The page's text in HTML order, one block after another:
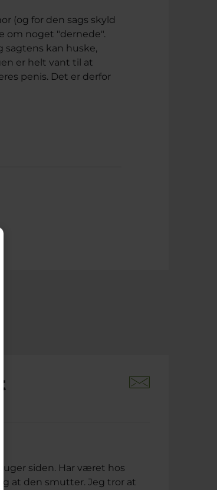
(og for den sags skyld
om noget "dernede".
sagtens kan huske,
er helt vant til at
penis. Det er derfor
uger siden. Har været hos
at den smutter. Jeg tror at